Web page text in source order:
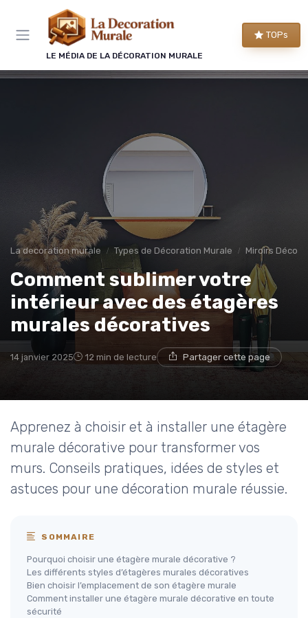
LE MÉDIA DE LA DÉCORATION MURALE
TOPs
La decoration murale Types de Décoration Murale Miroirs
Comment sublimer votre
intérieur avec des étagères
murales décoratives
14 janvier 2025 12 min de lecture Partager cette page
Apprenez à choisir et à installer une étagère
murale décorative pour transformer vos
murs. Conseils pratiques, idées de styles et
astuces pour une décoration murale réussie.
SOMMAIRE
Pourquoi choisir une étagère murale décorative ?
Les différents styles d’étagères murales décoratives
Bien choisir l’emplacement de son étagère murale
Comment installer une étagère murale décorative en toute
sécurité
Panneau de gestion des cookies